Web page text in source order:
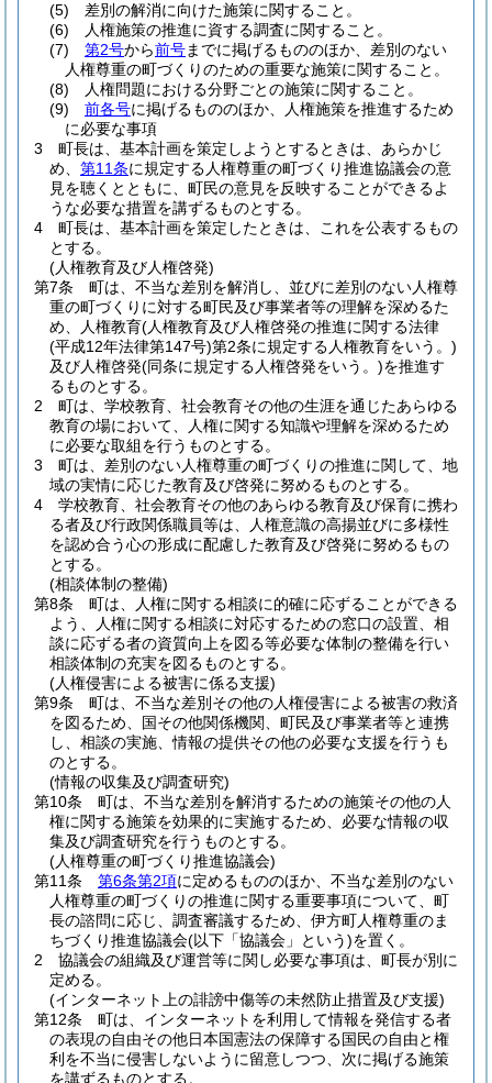
(5)
差別の解消に向けた施策に関すること。
(6)
人権施策の推進に資する調査に関すること。
(7)
第2号から前号までに掲げるもののほか、差別のない
人権尊重の町づくりのための重要な施策に関すること。
(8)
人権問題における分野ごとの施策に関すること。
(9)
前各号に掲げるもののほか、人権施策を推進するため
に必要な事項
3
町長は、基本計画を策定しようとするときは、あらかじ
め、 第11条に規定する人権尊重の町づくり推進協議会の意
見を聴くとともに、町民の意見を反映することができるよ
うな必要な措置を講ずるものとする。
4
町長は、基本計画を策定したときは、これを公表するもの
とする。
(人権教育及び人権啓発)
第7条
町は、不当な差別を解消し、並びに差別のない人権尊
重の町づくりに対する町民及び事業者等の理解を深めるた
め、人権教育(人権教育及び人権啓発の推進に関する法律
(平成12年法律第147号)第2条に規定する人権教育をいう。)
及び人権啓発(同条に規定する人権啓発をいう。)を推進す
るものとする。
2
町は、学校教育、社会教育その他の生涯を通じたあらゆる
教育の場において、人権に関する知識や理解を深めるため
に必要な取組を行うものとする。
3
町は、差別のない人権尊重の町づくりの推進に関して、地
域の実情に応じた教育及び啓発に努めるものとする。
4
学校教育、社会教育その他のあらゆる教育及び保育に携わ
る者及び行政関係職員等は、人権意識の高揚並びに多様性
を認め合う心の形成に配慮した教育及び啓発に努めるもの
とする。
(相談体制の整備)
第8条
町は、人権に関する相談に的確に応ずることができる
よう、人権に関する相談に対応するための窓口の設置、相
談に応ずる者の資質向上を図る等必要な体制の整備を行い
相談体制の充実を図るものとする。
(人権侵害による被害に係る支援)
第9条
町は、不当な差別その他の人権侵害による被害の救済
を図るため、国その他関係機関、町民及び事業者等と連携
し、相談の実施、情報の提供その他の必要な支援を行うも
のとする。
(情報の収集及び調査研究)
第10条
町は、不当な差別を解消するための施策その他の人
権に関する施策を効果的に実施するため、必要な情報の収
集及び調査研究を行うものとする。
(人権尊重の町づくり推進協議会)
第11条
第6条第2項に定めるもののほか、不当な差別のない
人権尊重の町づくりの推進に関する重要事項について、町
長の諮問に応じ、調査審議するため、伊方町人権尊重のま
ちづくり推進協議会(以下「協議会」という)を置く。
2
協議会の組織及び運営等に関し必要な事項は、町長が別に
定める。
(インターネット上の誹謗中傷等の未然防止措置及び支援)
第12条
町は、インターネットを利用して情報を発信する者
の表現の自由その他日本国憲法の保障する国民の自由と権
利を不当に侵害しないように留意しつつ、次に掲げる施策
を講ずるものとする。